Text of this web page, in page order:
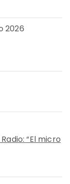
2026
“El micro